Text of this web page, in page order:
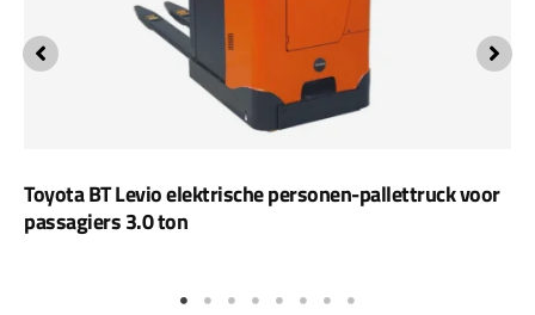
Toyota BT Levio elektrische personen-pallettruck voor
passagiers 3.0 ton